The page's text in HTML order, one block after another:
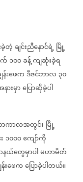
တဲ့ချင်းညီနောင်ရဲ့မြို့
၁၀၀ခန့်ကျဆုံးခဲ့ရ
န်းဖေကဒီဇင်ဘာလ ၃၀
ားမှာပြောဆိုခဲ့ပါ
ကာလအတွင်း မြို့
၁၀၀၀ကျော်ကို
ယ်တွေမှာပါမဟာမိတ်
းဖေကပြောခဲ့ပါတယ်။